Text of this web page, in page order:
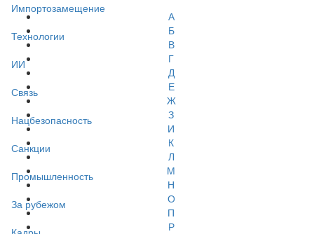
Импортозамещение
Технологии
ИИ
Связь
Нацбезопасность
Санкции
Промышленность
За рубежом
А
Б
В
Г
Д
Е
Ж
З
И
К
Л
М
Н
О
П
Р